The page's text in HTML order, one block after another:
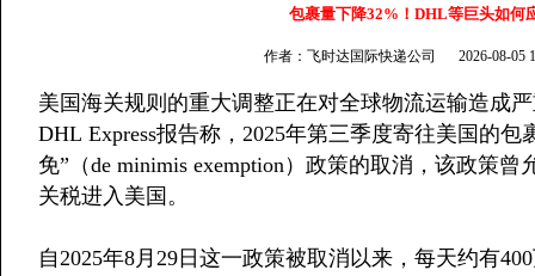
包裹量下降32%！DHL等巨头如何
作者：飞时达国际快递公司 2026-08-05
美国海关规则的重大调整正在对全球物流运输造成
DHL Express报告称，2025年第三季度寄往美国的
免”（de minimis exemption）政策的取消，该政策
关税进入美国。
自2025年8月29日这一政策被取消以来，每天约有